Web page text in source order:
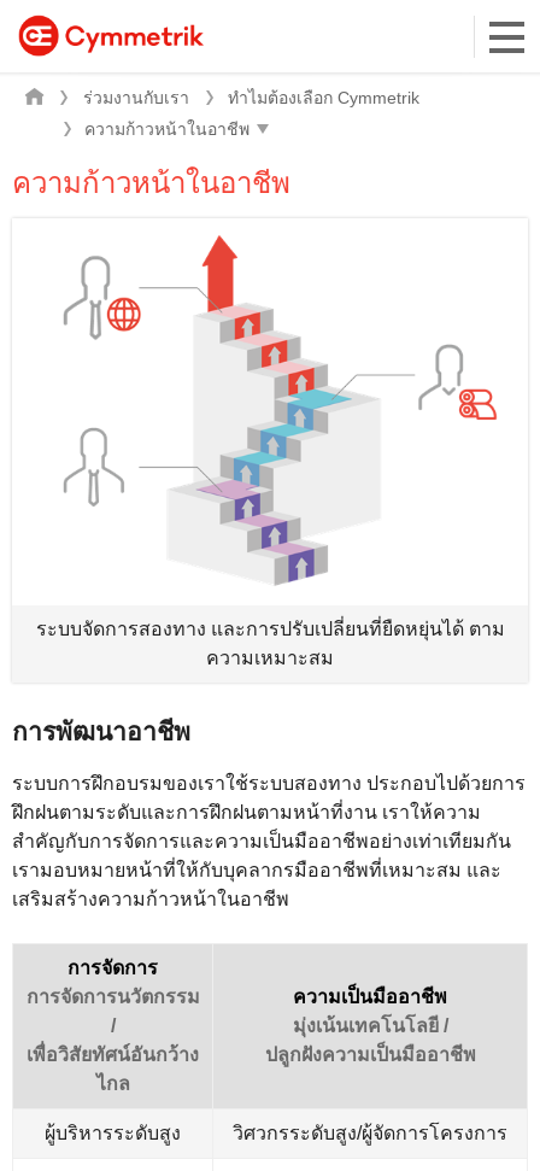
ร่วมงานกับเรา ทำไมต้องเลือก Cymmetrik
ความก้าวหน้าในอาชีพ
ระบบจัดการสองทาง และการปรับเปลี่ยนที่ยืดหยุ่นได้ ตาม
ความเหมาะสม
การพัฒนาอาชีพ
ระบบการฝึกอบรมของเราใช้ระบบสองทาง ประกอบไปด้วยการ
ฝึกฝนตามระดับและการฝึกฝนตามหน้าที่งาน เราให้ความ
สำคัญกับการจัดการและความเป็นมืออาชีพอย่างเท่าเทียมกัน
เรามอบหมายหน้าที่ให้กับบุคลากรมืออาชีพที่เหมาะสม และ
เสริมสร้างความก้าวหน้าในอาชีพ
การจัดการ
การจัดการนวัตกรรม
/
เพื่อวิสัยทัศน์อันกว้าง
ไกล
ความเป็นมืออาชีพ
มุ่งเน้นเทคโนโลยี /
ปลูกฝังความเป็นมืออาชีพ
ผู้บริหารระดับสูง วิศวกรระดับสูง/ผู้จัดการโครงการ